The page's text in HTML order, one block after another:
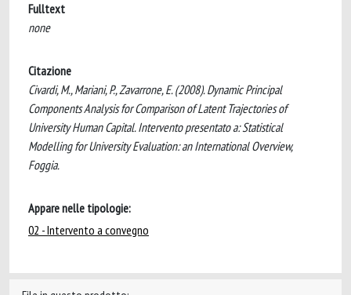
Fulltext
none
Citazione
Civardi, M., Mariani, P., Zavarrone, E. (2008). Dynamic Principal
Components Analysis for Comparison of Latent Trajectories of
University Human Capital. Intervento presentato a: Statistical
Modelling for University Evaluation: an International Overview,
Foggia.
Appare nelle tipologie:
02 - Intervento a convegno